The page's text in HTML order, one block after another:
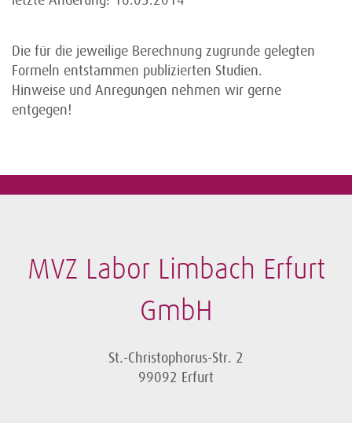
Die für die jeweilige Berechnung zugrunde gelegten
Formeln entstammen publizierten Studien.
Hinweise und Anregungen nehmen wir gerne
entgegen!
MVZ Labor Limbach Erfurt
GmbH
St.-Christophorus-Str. 2
99092 Erfurt